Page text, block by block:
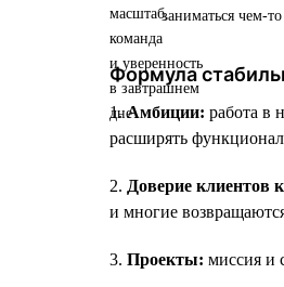
заниматься чем-
Формула
1.Амбиции: работа в
расширять
2. Доверие клиентов
и многие
3. Проекты: миссия и